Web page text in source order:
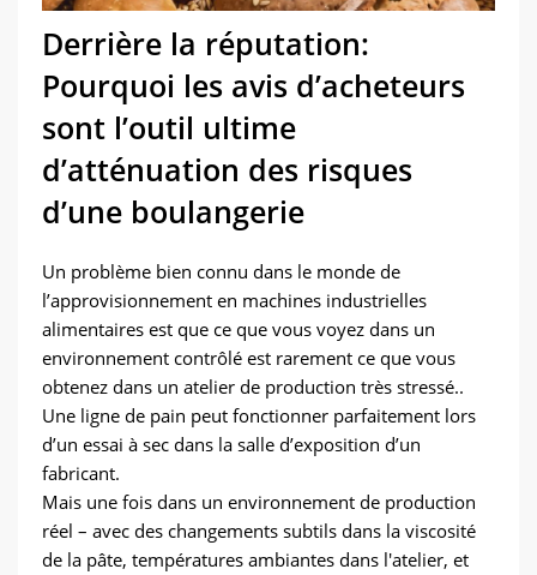
Derrière la réputation:
Pourquoi les avis d’acheteurs
sont l’outil ultime
d’atténuation des risques
d’une boulangerie
Un problème bien connu dans le monde de
l’approvisionnement en machines industrielles
alimentaires est que ce que vous voyez dans un
environnement contrôlé est rarement ce que vous
obtenez dans un atelier de production très stressé..
Une ligne de pain peut fonctionner parfaitement lors
d’un essai à sec dans la salle d’exposition d’un
fabricant.
Mais une fois dans un environnement de production
réel – avec des changements subtils dans la viscosité
de la pâte, températures ambiantes dans l'atelier, et